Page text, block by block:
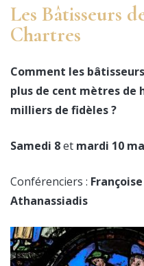
Les Bâtisseurs d
Chartres
Comment les
plus de cent mètres de
milliers de fidèles ?
Samedi 8et mardi 10
Conférenciers :
Athanassiadis